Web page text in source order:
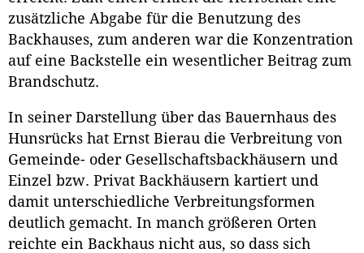
zusätzliche Abgabe für die Benutzung des
Backhauses, zum anderen war die Konzentration
auf eine Backstelle ein wesentlicher Beitrag zum
Brandschutz.
In seiner Darstellung über das Bauernhaus des
Hunsrücks hat Ernst Bierau die Verbreitung von
Gemeinde- oder Gesellschaftsbackhäusern und
Einzel bzw. Privat Backhäusern kartiert und
damit unterschiedliche Verbreitungsformen
deutlich gemacht. In manch größeren Orten
reichte ein Backhaus nicht aus, so dass sich